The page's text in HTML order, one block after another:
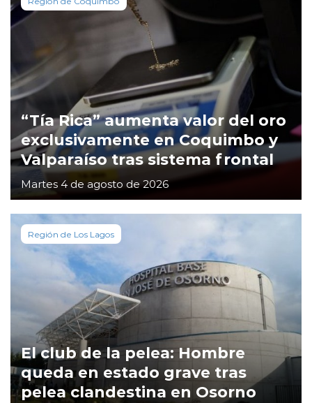
“Tía Rica” aumenta valor del oro
exclusivamente en Coquimbo y
Valparaíso tras sistema frontal
Martes 4 de agosto de 2026
Región de Los Lagos
El club de la pelea: Hombre
queda en estado grave tras
pelea clandestina en Osorno